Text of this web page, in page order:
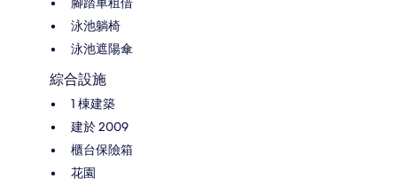
泳池躺椅
泳池遮陽傘
綜合設施
1 棟建築
建於 2009
櫃台保險箱
花園